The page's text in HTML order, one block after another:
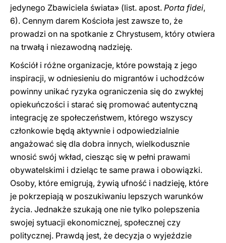
jedynego Zbawiciela świata» (list. apost. Porta fidei,
6). Cennym darem Kościoła jest zawsze to, że
prowadzi on na spotkanie z Chrystusem, który otwiera
na trwałą i niezawodną nadzieję.
Kościół i różne organizacje, które powstają z jego
inspiracji, w odniesieniu do migrantów i uchodźców
powinny unikać ryzyka ograniczenia się do zwykłej
opiekuńczości i starać się promować autentyczną
integrację ze społeczeństwem, którego wszyscy
członkowie będą aktywnie i odpowiedzialnie
angażować się dla dobra innych, wielkodusznie
wnosić swój wkład, ciesząc się w pełni prawami
obywatelskimi i dzieląc te same prawa i obowiązki.
Osoby, które emigrują, żywią ufność i nadzieję, które
je pokrzepiają w poszukiwaniu lepszych warunków
życia. Jednakże szukają one nie tylko polepszenia
swojej sytuacji ekonomicznej, społecznej czy
politycznej. Prawdą jest, że decyzja o wyjeździe